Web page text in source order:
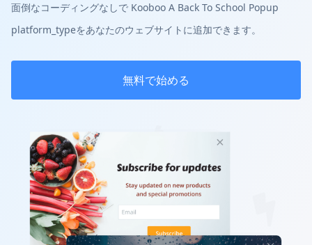
面倒なコーディングなしで Kooboo A Back To School Popup
platform_typeをあなたのウェブサイトに追加できます。
無料で始める